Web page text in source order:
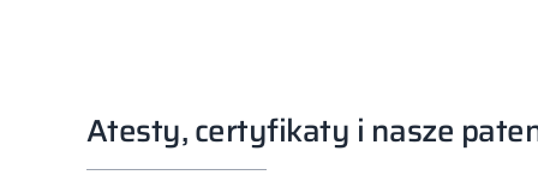
Atesty, certyfikaty i nasze